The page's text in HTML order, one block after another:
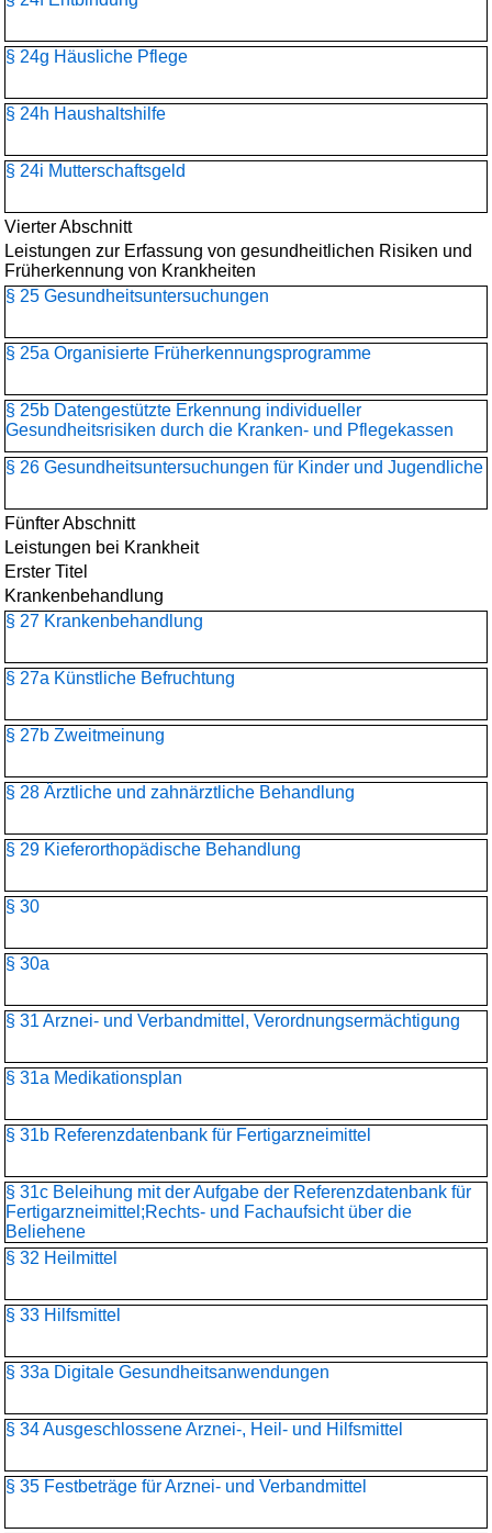
§ 24g Häusliche Pflege
§ 24h Haushaltshilfe
§ 24i Mutterschaftsgeld
Vierter Abschnitt
Leistungen zur Erfassung von gesundheitlichen Risiken und
Früherkennung von Krankheiten
§ 25 Gesundheitsuntersuchungen
§ 25a Organisierte Früherkennungsprogramme
§ 25b Datengestützte Erkennung individueller
Gesundheitsrisiken durch die Kranken- und Pflegekassen
§ 26 Gesundheitsuntersuchungen für Kinder und Jugendliche
Fünfter Abschnitt
Leistungen bei Krankheit
Erster Titel
Krankenbehandlung
§ 27 Krankenbehandlung
§ 27a Künstliche Befruchtung
§ 27b Zweitmeinung
§ 28 Ärztliche und zahnärztliche Behandlung
§ 29 Kieferorthopädische Behandlung
§ 30
§ 30a
§ 31 Arznei- und Verbandmittel, Verordnungsermächtigung
§ 31a Medikationsplan
§ 31b Referenzdatenbank für Fertigarzneimittel
§ 31c Beleihung mit der Aufgabe der Referenzdatenbank für
Fertigarzneimittel;Rechts- und Fachaufsicht über die
Beliehene
§ 32 Heilmittel
§ 33 Hilfsmittel
§ 33a Digitale Gesundheitsanwendungen
§ 34 Ausgeschlossene Arznei-, Heil- und Hilfsmittel
§ 35 Festbeträge für Arznei- und Verbandmittel